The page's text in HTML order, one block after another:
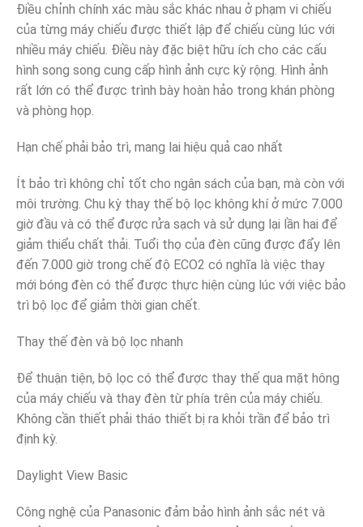
Điều chỉnh chính xác màu sắc khác nhau ở phạm vi chiếu
của từng máy chiếu được thiết lập để chiếu cùng lúc với
nhiều máy chiếu. Điều này đặc biệt hữu ích cho các cấu
hình song song cung cấp hình ảnh cực kỳ rộng. Hình ảnh
rất lớn có thể được trình bày hoàn hảo trong khán phòng
và phòng họp.
Hạn chế phải bảo trì, mang lai hiệu quả cao nhất
Ít bảo trì không chỉ tốt cho ngân sách của bạn, mà còn với
môi trường. Chu kỳ thay thế bộ lọc không khí ở mức 7.000
giờ đầu và có thể được rửa sạch và sử dụng lại lần hai để
giảm thiểu chất thải. Tuổi thọ của đèn cũng được đẩy lên
đến 7.000 giờ trong chế độ ECO2 có nghĩa là việc thay
mới bóng đèn có thể được thực hiện cùng lúc với việc bảo
trì bộ lọc để giảm thời gian chết.
Thay thế đèn và bộ lọc nhanh
Để thuận tiện, bộ lọc có thể được thay thế qua mặt hông
của máy chiếu và thay đèn từ phía trên của máy chiếu.
Không cần thiết phải tháo thiết bị ra khỏi trần để bảo trì
định kỳ.
Daylight View Basic
Công nghệ của Panasonic đảm bảo hình ảnh sắc nét và